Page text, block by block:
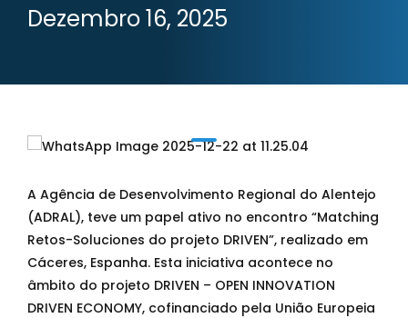
Dezembro 16, 2025
A Agência de Desenvolvimento Regional do Alentejo
(ADRAL), teve um papel ativo no encontro “Matching
Retos-Soluciones do projeto DRIVEN”, realizado em
Cáceres, Espanha. Esta iniciativa acontece no
âmbito do projeto DRIVEN – OPEN INNOVATION
DRIVEN ECONOMY, cofinanciado pela União Europeia